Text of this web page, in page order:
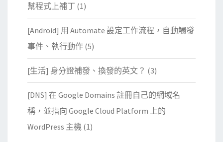
幫程式上補丁 (1)
[Android] 用 Automate 設定工作流程，自動觸發
事件、執行動作 (5)
[生活] 身分證補發、換發的英文？ (3)
[DNS] 在 Google Domains 註冊自己的網域名
稱，並指向 Google Cloud Platform 上的
WordPress 主機 (1)